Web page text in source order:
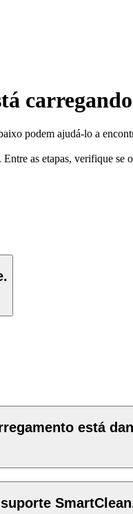
carregando
podem ajudá-lo a
as etapas, verifique
está